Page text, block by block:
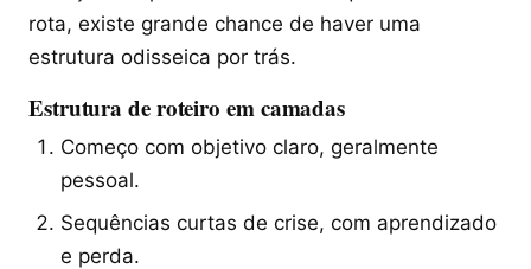
rota, existe grande chance de haver uma
estrutura odisseica por trás.
Estrutura de roteiro em camadas
Começo com objetivo claro, geralmente
pessoal.
Sequências curtas de crise, com aprendizado
e perda.